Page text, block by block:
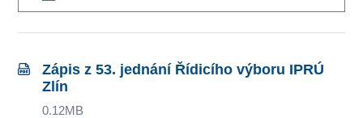
Zápis z 53. jednání Řídicího výboru IPRÚ
Zlín
0.12MB